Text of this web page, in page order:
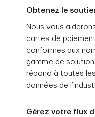
Obtenez le
Nous vous
cartes de
conformes aux
gamme de
répond à toutes
données de
Gérez votre flux